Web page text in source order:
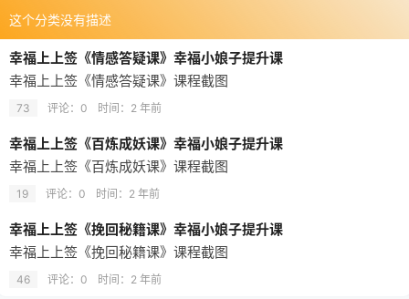
这个分类没有描述
幸福上上签《情感答疑课》幸福小娘子提升课
幸福上上签《情感答疑课》课程截图
73 评论：0 时间： 2 年前
幸福上上签《百炼成妖课》幸福小娘子提升课
幸福上上签《百炼成妖课》课程截图
19 评论：0 时间： 2 年前
幸福上上签《挽回秘籍课》幸福小娘子提升课
幸福上上签《挽回秘籍课》课程截图
46 评论：0 时间： 2 年前